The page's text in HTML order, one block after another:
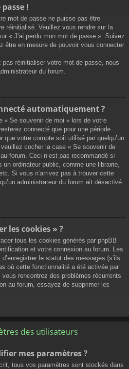
!
mot de passe ne puisse pas être
réinitialisé. Veuillez vous rendre sur la
« J’ai perdu mon mot de passe ». Suivez
être en mesure de pouvoir vous connecter
réinitialiser votre mot de passe, nous
du forum.
automatiquement ?
« Se souvenir de moi » lors de votre
connecté que pour une période
que votre compte soit utilisé par quelqu’un
cocher la case « Se souvenir de
forum. Ceci n’est pas recommandé si
ordinateur public, comme une librairie,
Si vous n’arrivez pas à trouver cette
administrateur du forum ait désactivé
les cookies » ?
tous les cookies générés par phpBB
et votre connexion au forum. Les
le statut des messages (s’ils
où cette fonctionnalité a été activée par
rencontrez des problèmes récurrents
au forum, essayez de supprimer les
des utilisateurs
mes paramètres ?
tous vos paramètres sont stockés dans